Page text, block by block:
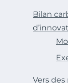
Bilan
Vers